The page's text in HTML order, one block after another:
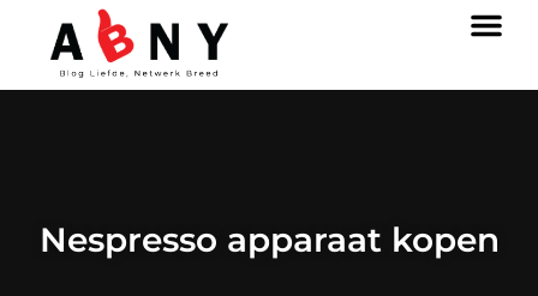
Nespresso apparaat kopen